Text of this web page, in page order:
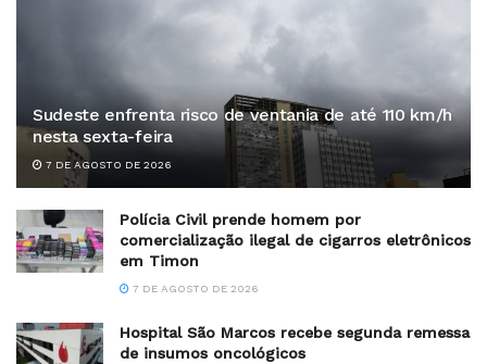
Sudeste enfrenta risco de ventania de até 110 km/h
nesta sexta-feira
7 DE AGOSTO DE 2026
Polícia Civil prende homem por
comercialização ilegal de cigarros eletrônicos
em Timon
7 DE AGOSTO DE 2026
Hospital São Marcos recebe segunda remessa
de insumos oncológicos